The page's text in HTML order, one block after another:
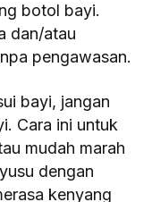
botol bayi.
dan/atau
pengawasan.
bayi, jangan
Cara ini untuk
mudah marah
dengan
kenyang